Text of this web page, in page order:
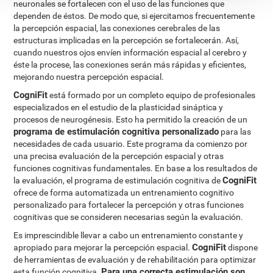
neuronales se fortalecen con el uso de las funciones que
dependen de éstos. De modo que, si ejercitamos frecuentemente
la percepción espacial, las conexiones cerebrales de las
estructuras implicadas en la percepción se fortalecerán. Así,
cuando nuestros ojos envíen información espacial al cerebro y
éste la procese, las conexiones serán más rápidas y eficientes,
mejorando nuestra percepción espacial.
CogniFitestá formado por un completo equipo de profesionales
especializados en el estudio de la plasticidad sináptica y
procesos de neurogénesis. Esto ha permitido la creación de un
programa de estimulación cognitiva personalizado para las
necesidades de cada usuario. Este programa da comienzo por
una precisa evaluación de la percepción espacial y otras
funciones cognitivas fundamentales. En base a los resultados de
la evaluación, el programa de estimulación cognitiva deCogniFit
ofrece de forma automatizada un entrenamiento cognitivo
personalizado para fortalecer la percepción y otras funciones
cognitivas que se consideren necesarias según la evaluación.
Es imprescindible llevar a cabo un entrenamiento constante y
apropiado para mejorar la percepción espacial.CogniFitdispone
de herramientas de evaluación y de rehabilitación para optimizar